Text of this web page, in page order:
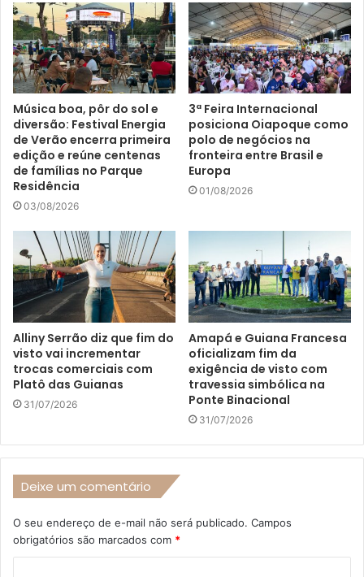
Música boa, pôr do sol e
diversão: Festival Energia
de Verão encerra primeira
edição e reúne centenas
de famílias no Parque
Residência
03/08/2026
3ª Feira Internacional
posiciona Oiapoque como
polo de negócios na
fronteira entre Brasil e
Europa
01/08/2026
Alliny Serrão diz que fim do
visto vai incrementar
trocas comerciais com
Platô das Guianas
31/07/2026
Amapá e Guiana Francesa
oficializam fim da
exigência de visto com
travessia simbólica na
Ponte Binacional
31/07/2026
Deixe um comentário
O seu endereço de e-mail não será publicado. Campos
obrigatórios são marcados com *